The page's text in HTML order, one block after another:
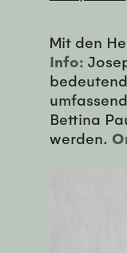
Mit den
Info:
Bettina
werden.